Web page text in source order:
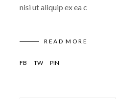
nisi ut aliquip ex ea c
READ MORE
FB TW PIN